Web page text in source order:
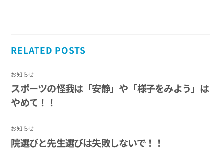
RELATED POSTS
お知らせ
スポーツの怪我は「安静」や「様子をみよう」は
やめて！！
お知らせ
院選びと先生選びは失敗しないで！！